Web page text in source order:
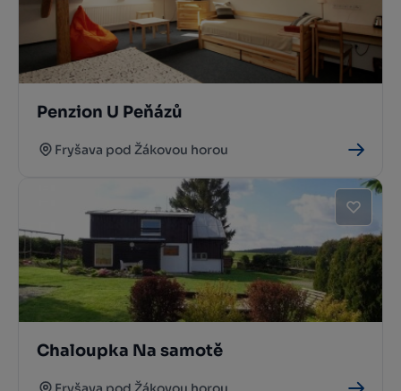
Penzion U Peňázů
Fryšava pod Žákovou horou
Chaloupka Na samotě